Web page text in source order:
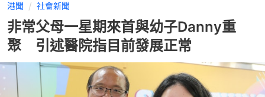
港聞 社會新聞
非常父母一星期來首與幼子Danny重
聚 引述醫院指目前發展正常